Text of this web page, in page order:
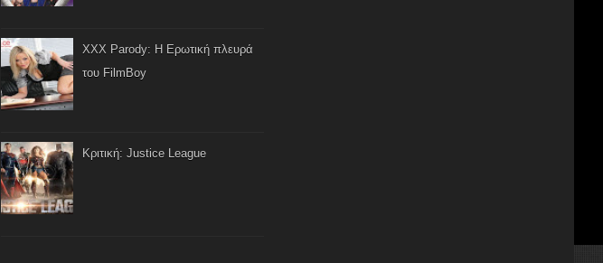
XXX Parody: Η Ερωτική πλευρά
του FilmBoy
Κριτική: Justice League